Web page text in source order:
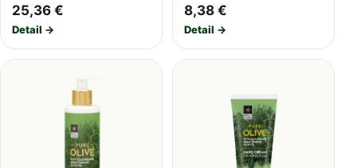
25,36 €
Detail →
8,38 €
Detail →